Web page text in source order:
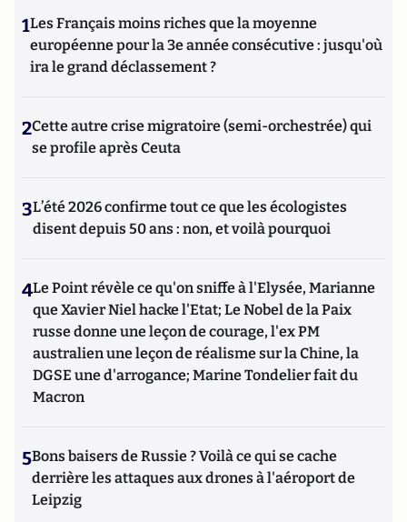
1Les Français moins riches que la moyenne
européenne pour la 3e année consécutive : jusqu'où
ira le grand déclassement ?
2Cette autre crise migratoire (semi-orchestrée) qui
se profile après Ceuta
3L’été 2026 confirme tout ce que les écologistes
disent depuis 50 ans : non, et voilà pourquoi
4Le Point révèle ce qu'on sniffe à l'Elysée, Marianne
que Xavier Niel hacke l'Etat; Le Nobel de la Paix
russe donne une leçon de courage, l'ex PM
australien une leçon de réalisme sur la Chine, la
DGSE une d'arrogance; Marine Tondelier fait du
Macron
5Bons baisers de Russie ? Voilà ce qui se cache
derrière les attaques aux drones à l'aéroport de
Leipzig